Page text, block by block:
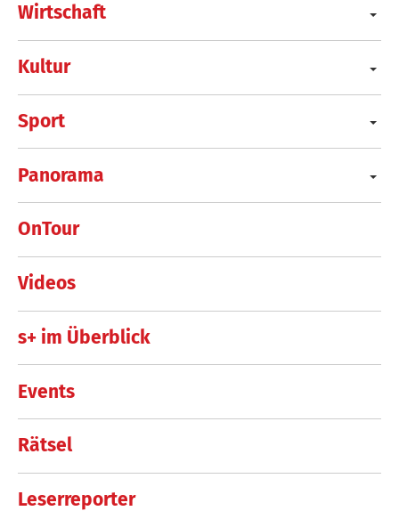
Wirtschaft
Kultur
Sport
Panorama
OnTour
Videos
s+ im Überblick
Events
Rätsel
Leserreporter